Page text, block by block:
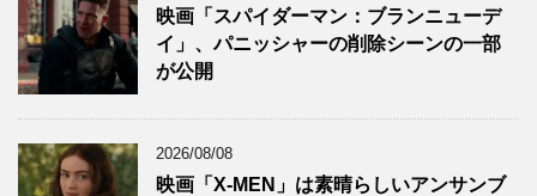
映画「スパイダーマン：ブランニューデ
イ」、パニッシャーの削除シーンの一部
が公開
2026/08/08
映画「X-MEN」は素晴らしいアンサンブ